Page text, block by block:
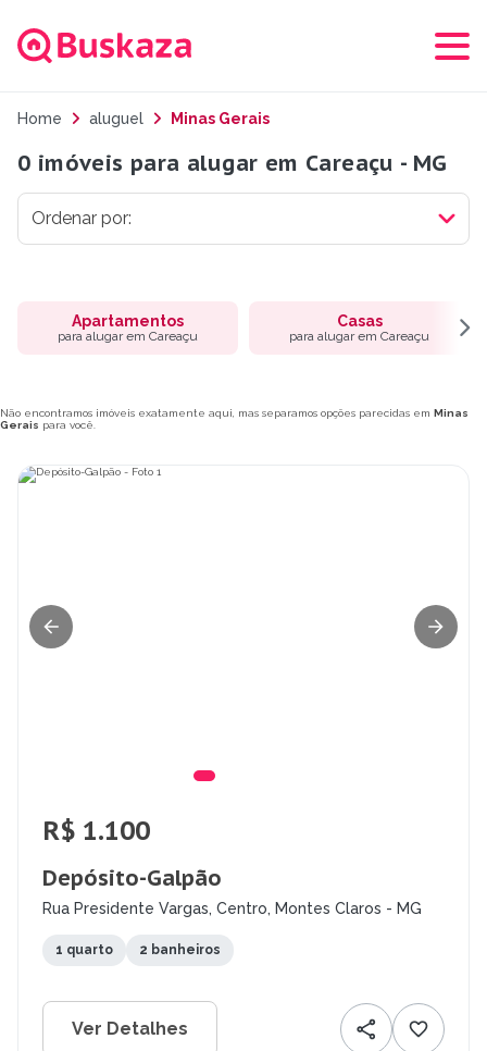
Home aluguel Minas Gerais
0 imóveis para alugar em Careaçu - MG
Apartamentos
para alugar em Careaçu
Casas
para alugar em Careaçu
Não encontramos imóveis exatamente aqui, mas separamos opções parecidas em Minas
Gerais para você.
R$ 1.100
Depósito-Galpão
Rua Presidente Vargas, Centro, Montes Claros - MG
1 quarto 2 banheiros
Ver Detalhes